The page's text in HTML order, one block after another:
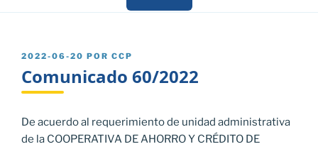
PUBLICADO
2022-06-20 POR CCP
Comunicado 60/2022
De acuerdo al requerimiento de unidad administrativa
de la COOPERATIVA DE AHORRO Y CRÉDITO DE